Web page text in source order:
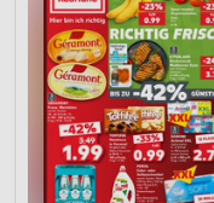
Nicht-IAB-
Notwendig
Performance
Funktional